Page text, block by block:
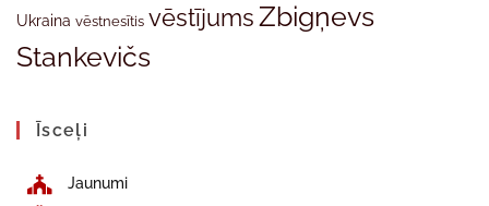
Ukraina vēstnesītis vēstījumsZbigņevs
Stankevičs
Īsceļi
Jaunumi